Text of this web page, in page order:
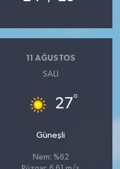
11 AĞUSTOS
SALI
27°
Güneşli
Nem: %62